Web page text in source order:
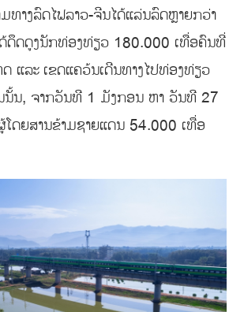
ທາງລົດໄຟລາວ-ຈີນໄດ້ແລ່ນລົດຫຼາຍກວ່າ
ດຶດດູງນັກທ່ອງທ່ຽວ 180.000 ເທື່ອຄົນທີ່
ແລະ ເຂດແຄວ້ນເດີນທາງໄປທ່ອງທ່ຽວ
ນັ້ນ, ຈາກວັນທີ 1 ມັງກອນ ຫາ ວັນທີ 27
ດຍສານຂ້າມຊາຍແດນ 54.000 ເທື່ອ